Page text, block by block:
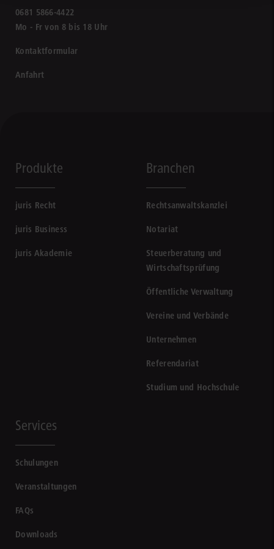
0681 5866-4422
Mo - Fr von 8 bis 18 Uhr
Kontaktformular
Anfahrt
Produkte
juris Recht
juris Business
juris Akademie
Branchen
Rechtsanwaltskanzlei
Notariat
Steuerberatung und
Wirtschaftsprüfung
Öffentliche Verwaltung
Vereine und Verbände
Unternehmen
Referendariat
Studium und Hochschule
Services
Schulungen
Veranstaltungen
FAQs
Downloads